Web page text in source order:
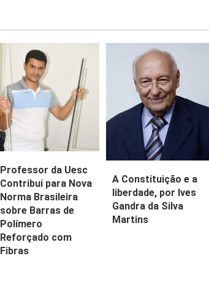
Professor da Uesc
Contribui para Nova
Norma Brasileira
sobre Barras de
Polímero
Reforçado com
Fibras
A Constituição e a
liberdade, por Ives
Gandra da Silva
Martins